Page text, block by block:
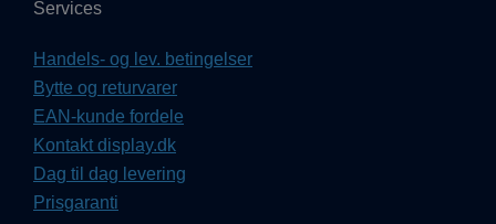
Services
Handels- og lev. betingelser
Bytte og returvarer
EAN-kunde fordele
Kontakt display.dk
Dag til dag levering
Prisgaranti